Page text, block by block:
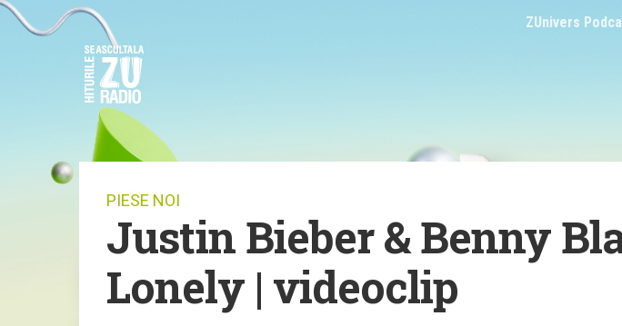
ZUnivers
PIESE NOI
Justin Bieber & Benny
Lonely | videoclip